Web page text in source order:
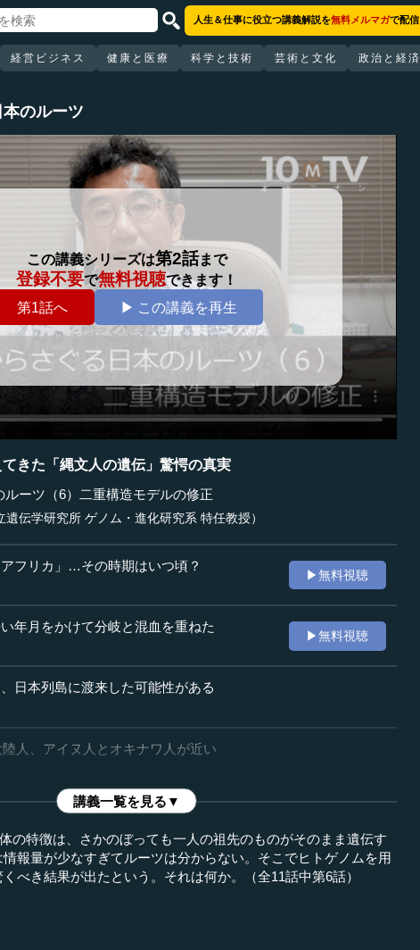
人生＆仕事に役立つ講義解説を無料メルマガで配信
経営ビジネス 健康と医療 科学と技術 芸術と文化 政治と経済
のルーツ
この講義シリーズは第2話まで
登録不要で無料視聴できます！
第1話へ
▶ この講義を再生
きた「縄文人の遺伝」驚愕の真実
ーツ（6）二重構造モデルの修正
遺伝学研究所 ゲノム・進化研究系 特任教授）
フリカ」…その時期はいつ頃？
▶無料視聴
年月をかけて分岐と混血を重ねた
▶無料視聴
日本列島に渡来した可能性がある
人、アイヌ人とオキナワ人が近い
講義一覧を見る▼
の特徴は、さかのぼっても一人の祖先のものがそのまま遺伝す
報量が少なすぎてルーツは分からない。そこでヒトゲノムを用
べき結果が出たという。それは何か。（全11話中第6話）